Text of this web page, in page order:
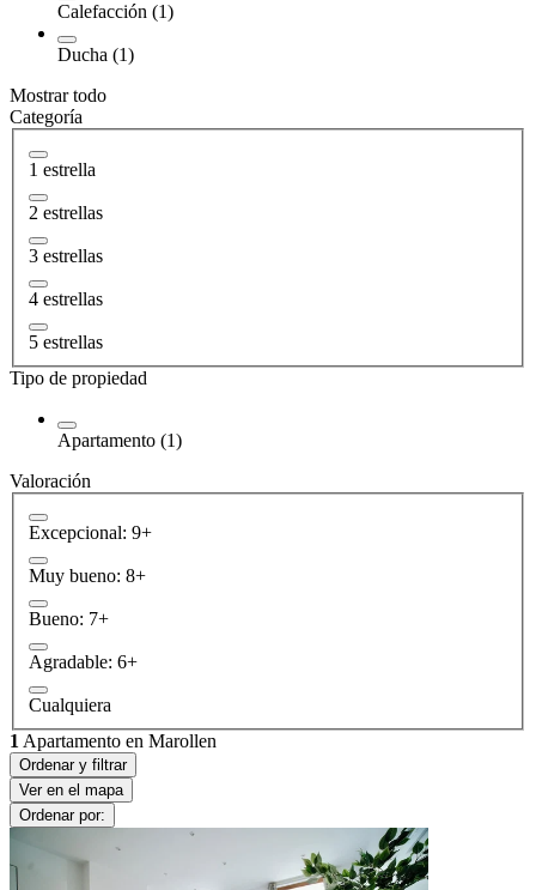
Calefacción (1)
Ducha (1)
Mostrar todo
Categoría
1 estrella
2 estrellas
3 estrellas
4 estrellas
5 estrellas
Tipo de propiedad
Apartamento (1)
Valoración
Excepcional: 9+
Muy bueno: 8+
Bueno: 7+
Agradable: 6+
Cualquiera
1 Apartamento en Marollen
Ordenar y filtrar
Ver en el mapa
Ordenar por: